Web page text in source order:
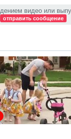
видео или
отправить сообщение